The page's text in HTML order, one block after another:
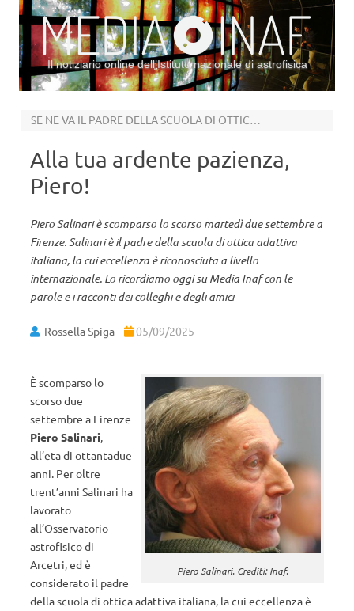
Il notiziario online dell’Istituto nazionale di astrofisica
SE NE VA IL PADRE DELLA SCUOLA DI OTTICA ADATTIVA ITALIANA
Alla tua ardente pazienza,
Piero!
Piero Salinari è scomparso lo scorso martedì due settembre a
Firenze. Salinari è il padre della scuola di ottica adattiva
italiana, la cui eccellenza è riconosciuta a livello
internazionale. Lo ricordiamo oggi su Media Inaf con le
parole e i racconti dei colleghi e degli amici
Rossella Spiga 05/09/2025
Piero Salinari. Crediti: Inaf.
È scomparso lo
scorso due
settembre a Firenze
Piero Salinari,
all’eta di ottantadue
anni. Per oltre
trent’anni Salinari ha
lavorato
all’Osservatorio
astrofisico di
Arcetri, ed è
considerato il padre
della scuola di ottica adattiva italiana, la cui eccellenza è